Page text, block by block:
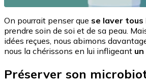
On pourrait penser que se laver tous
prendre soin de soi et de sa peau.
idées reçues, nous abimons
nous la chérissons en lui infligeant
Préserver son